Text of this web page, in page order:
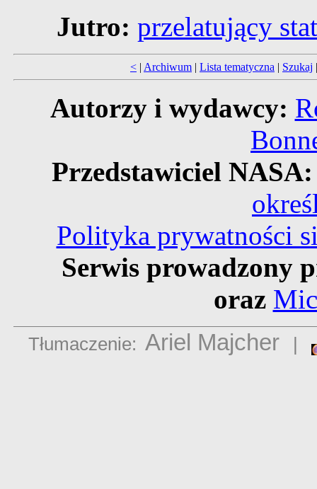
Jutro: przelatujący
< | Archiwum | Lista tematyczna | Szukaj
Autorzy i wydawcy:
Przedstawiciel
Polityka prywatności
Serwis prowadzony
oraz
Tłumaczenie: Ariel Majcher |